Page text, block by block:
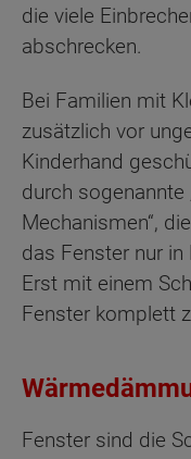
die viele
abschrecken.
Bei Familien mit
zusätzlich vor
Kinderhand
durch sogenannte
Mechanismen“,
das Fenster nur
Erst mit einem
Fenster komplett
Fenster sind die